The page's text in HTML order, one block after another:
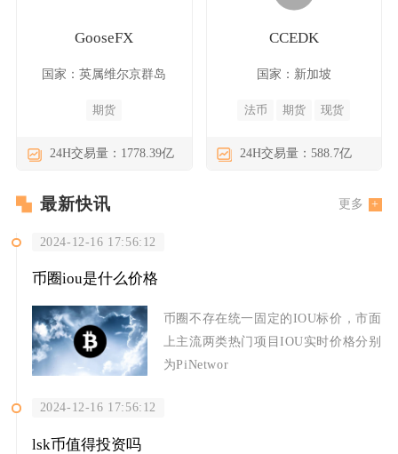
GooseFX
国家：英属维尔京群岛
期货
24H交易量：1778.39亿
CCEDK
国家：新加坡
法币 期货 现货
24H交易量：588.7亿
最新快讯 更多
2024-12-16 17:56:12
币圈iou是什么价格
币圈不存在统一固定的IOU标价，市面
上主流两类热门项目IOU实时价格分别
为PiNetwor
2024-12-16 17:56:12
lsk币值得投资吗